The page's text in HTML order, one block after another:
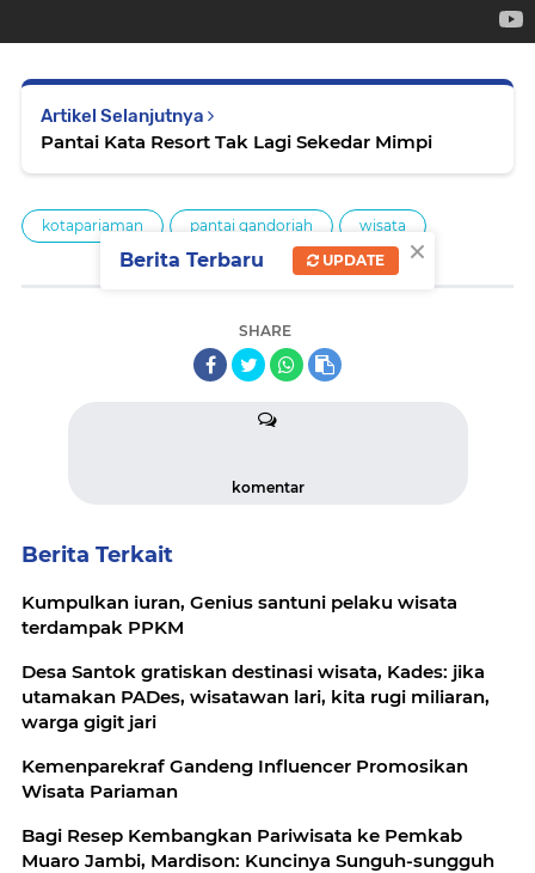
Artikel Selanjutnya
Pantai Kata Resort Tak Lagi Sekedar Mimpi
kotapariaman pantai gandoriah wisata
SHARE
komentar
Berita Terkait
Kumpulkan iuran, Genius santuni pelaku wisata
terdampak PPKM
Desa Santok gratiskan destinasi wisata, Kades: jika
utamakan PADes, wisatawan lari, kita rugi miliaran,
warga gigit jari
Kemenparekraf Gandeng Influencer Promosikan
Wisata Pariaman
Bagi Resep Kembangkan Pariwisata ke Pemkab
Muaro Jambi, Mardison: Kuncinya Sunguh-sungguh
×
Berita Terbaru UPDATE